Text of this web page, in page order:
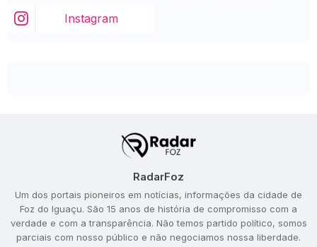
Instagram
RadarFoz
Um dos portais pioneiros em notícias, informações da cidade de
Foz do Iguaçu. São 15 anos de história de compromisso com a
verdade e com a transparência. Não temos partido político, somos
parciais com nosso público e não negociamos nossa liberdade.